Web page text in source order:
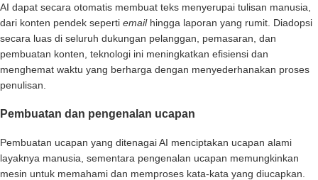
AI dapat secara otomatis membuat teks menyerupai tulisan manusia,
dari konten pendek seperti email hingga laporan yang rumit. Diadopsi
secara luas di seluruh dukungan pelanggan, pemasaran, dan
pembuatan konten, teknologi ini meningkatkan efisiensi dan
menghemat waktu yang berharga dengan menyederhanakan proses
penulisan.
Pembuatan dan pengenalan ucapan
Pembuatan ucapan yang ditenagai AI menciptakan ucapan alami
layaknya manusia, sementara pengenalan ucapan memungkinkan
mesin untuk memahami dan memproses kata-kata yang diucapkan.